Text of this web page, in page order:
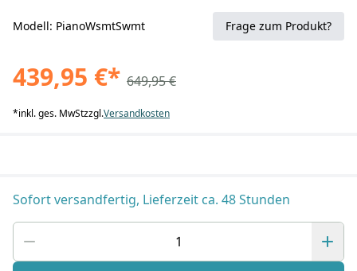
Modell: PianoWsmtSwmt Frage zum Produkt?
439,95 €* 649,95 €
*inkl. ges. MwStzzgl.Versandkosten
Sofort versandfertig, Lieferzeit ca. 48 Stunden